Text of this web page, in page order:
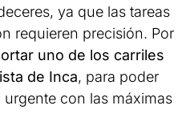
ya que las tareas
requieren precisión. Por
uno de los carriles
de Inca, para poder
con las máximas